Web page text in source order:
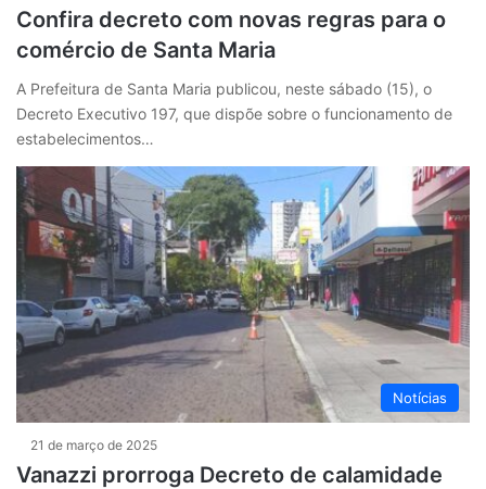
Confira decreto com novas regras para o
comércio de Santa Maria
A Prefeitura de Santa Maria publicou, neste sábado (15), o
Decreto Executivo 197, que dispõe sobre o funcionamento de
estabelecimentos…
Notícias
21 de março de 2025
Vanazzi prorroga Decreto de calamidade